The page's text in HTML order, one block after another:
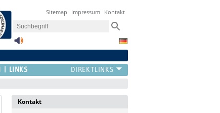
Sitemap Impressum Kontakt
LINKS
Kontakt